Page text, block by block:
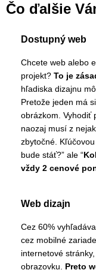
Čo ďalšie
Dostupný web
Chcete web alebo
projekt? To je
hľadiska dizajnu
Pretože jeden má
obrázkom. Vyhodiť
naozaj musí z
zbytočné.
bude stáť?” ale “
vždy 2 cenové
Web dizajn
Cez 60%
cez mobilné
internetové
obrazovku. Preto